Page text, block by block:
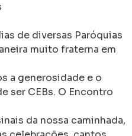
de diversas Paróquias
muito fraterna em
a generosidade e o
ser CEBs. O Encontro
da nossa caminhada,